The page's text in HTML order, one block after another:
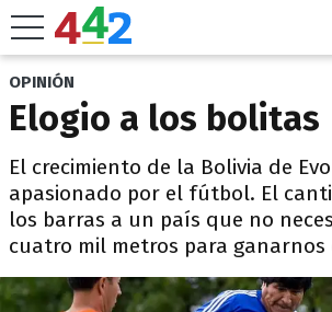
OPINIÓN
Elogio a los bolitas
El crecimiento de la Bolivia de
apasionado por el fútbol. El
los barras a un país que no
cuatro mil metros para